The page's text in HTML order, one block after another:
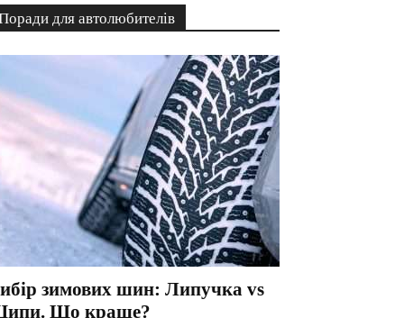
для автолюбителів
зимових шин: Липучка vs
Що краще?